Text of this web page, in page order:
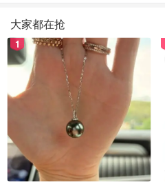
大家都在抢
1